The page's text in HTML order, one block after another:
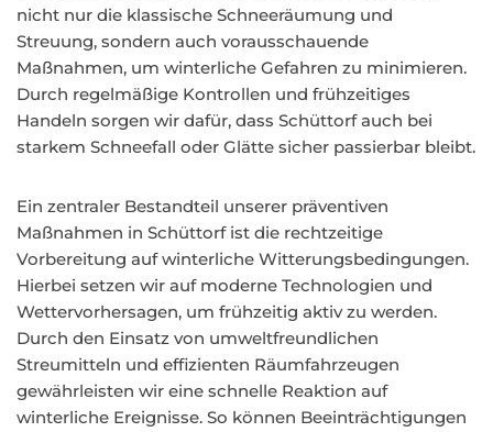
nicht nur die klassische Schneeräumung und
Streuung, sondern auch vorausschauende
Maßnahmen, um winterliche Gefahren zu minimieren.
Durch regelmäßige Kontrollen und frühzeitiges
Handeln sorgen wir dafür, dass Schüttorf auch bei
starkem Schneefall oder Glätte sicher passierbar bleibt.
Ein zentraler Bestandteil unserer präventiven
Maßnahmen in Schüttorf ist die rechtzeitige
Vorbereitung auf winterliche Witterungsbedingungen.
Hierbei setzen wir auf moderne Technologien und
Wettervorhersagen, um frühzeitig aktiv zu werden.
Durch den Einsatz von umweltfreundlichen
Streumitteln und effizienten Räumfahrzeugen
gewährleisten wir eine schnelle Reaktion auf
winterliche Ereignisse. So können Beeinträchtigungen